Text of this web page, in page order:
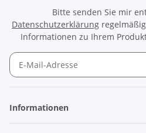
Bitte senden Sie mir
Datenschutzerklärung
Informationen zu Ihrem
Informationen